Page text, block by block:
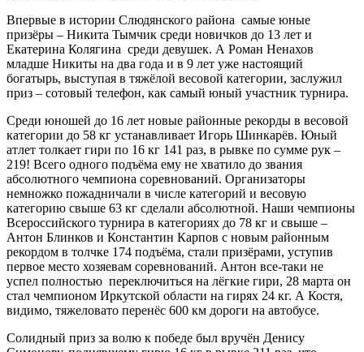
Впервые в истории Слюдянского района самые юные
призёры – Никита Тымчик среди новичков до 13 лет и
Екатерина Колягина среди девушек. А Роман Ненахов
младше Никиты на два года и в 9 лет уже настоящий
богатырь, выступая в тяжёлой весовой категории, заслужил
приз – сотовый телефон, как самый юный участник турнира.
Среди юношей до 16 лет новые районные рекорды в весовой
категории до 58 кг устанавливает Игорь Шинкарёв. Юный
атлет толкает гири по 16 кг 141 раз, в рывке по сумме рук –
219! Всего одного подъёма ему не хватило до звания
абсолютного чемпиона соревнований. Организаторы
немножко пожадничали в числе категорий и весовую
категорию свыше 63 кг сделали абсолютной. Наши чемпионы
Всероссийского турнира в категориях до 78 кг и свыше –
Антон Блинков и Константин Карпов с новым районным
рекордом в толчке 174 подъёма, стали призёрами, уступив
первое место хозяевам соревнований. Антон все-таки не
успел полностью переключиться на лёгкие гири, 28 марта он
стал чемпионом Иркутской области на гирях 24 кг. А Костя,
видимо, тяжеловато перенёс 600 км дороги на автобусе.
Солидный приз за волю к победе был вручён Денису